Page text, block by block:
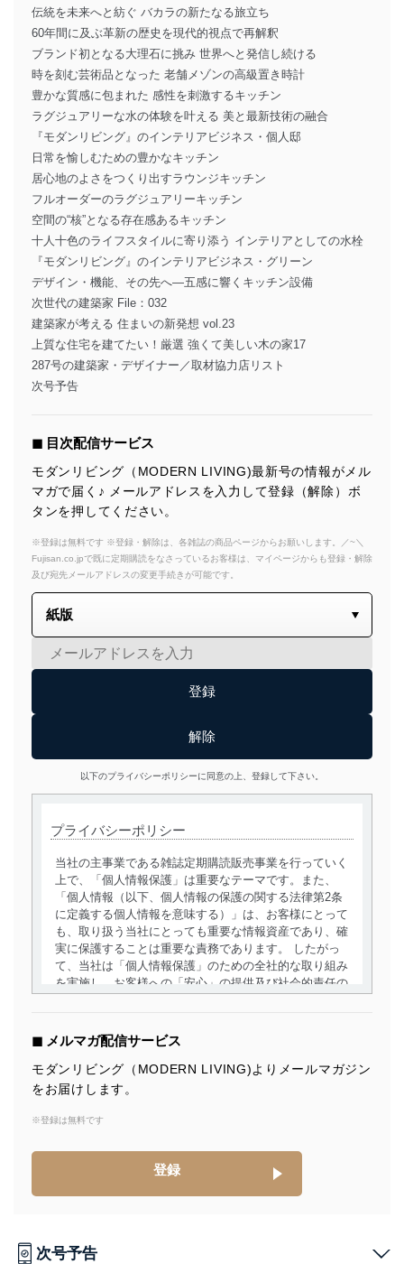
伝統を未来へと紡ぐ バカラの新たなる旅立ち
60年間に及ぶ革新の歴史を現代的視点で再解釈
ブランド初となる大理石に挑み 世界へと発信し続ける
時を刻む芸術品となった 老舗メゾンの高級置き時計
豊かな質感に包まれた 感性を刺激するキッチン
ラグジュアリーな水の体験を叶える 美と最新技術の融合
『モダンリビング』のインテリアビジネス・個人邸
日常を愉しむための豊かなキッチン
居心地のよさをつくり出すラウンジキッチン
フルオーダーのラグジュアリーキッチン
空間の“核”となる存在感あるキッチン
十人十色のライフスタイルに寄り添う インテリアとしての水栓
『モダンリビング』のインテリアビジネス・グリーン
デザイン・機能、その先へ―五感に響くキッチン設備
次世代の建築家 File：032
建築家が考える 住まいの新発想 vol.23
上質な住宅を建てたい！厳選 強くて美しい木の家17
287号の建築家・デザイナー／取材協力店リスト
次号予告
◼︎ 目次配信サービス
モダンリビング（MODERN LIVING)最新号の情報がメル
マガで届く♪ メールアドレスを入力して登録（解除）ボ
タンを押してください。
※登録は無料です ※登録・解除は、各雑誌の商品ページからお願いします。／~＼
Fujisan.co.jpで既に定期購読をなさっているお客様は、マイページからも登録・解除
及び宛先メールアドレスの変更手続きが可能です。
以下のプライバシーポリシーに同意の上、登録して下さい。
プライバシーポリシー
当社の主事業である雑誌定期購読販売事業を行っていく
上で、「個人情報保護」は重要なテーマです。また、
「個人情報（以下、個人情報の保護の関する法律第2条
に定義する個人情報を意味する）」は、お客様にとって
も、取り扱う当社にとっても重要な情報資産であり、確
実に保護することは重要な責務であります。 したがっ
て、当社は「個人情報保護」のための全社的な取り組み
を実施し、お客様への「安心」の提供及び社会的責任の
個人情報の取得・利用・提供について
当社は、個人情報の取得・利用・提供に際して、その利
用目的を明確にし、本人の同意を得たうえで利用目的の
達成に必要な範囲内で適法かつ公正な手段によって取
得・利用・提供を行います。また、当社が保有している
供・開示は行いません。当社においてはこれらの取り組
みを確実にするため、従業者等の教育を徹底してまいり
◼︎ メルマガ配信サービス
モダンリビング（MODERN LIVING)よりメールマガジン
をお届けします。
※登録は無料です
登録
次号予告